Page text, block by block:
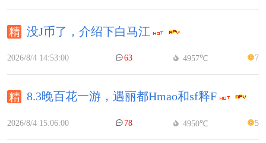
没J币了，介绍下白马江
2026/8/4 14:53:00 63 4957℃ 7
8.3晚百花一游，遇丽都Hmao和sf释F
2026/8/4 15:06:00 78 4950℃ 5